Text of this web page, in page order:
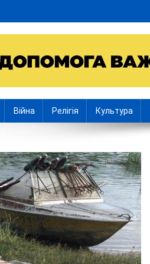
Війна Релігія Культура